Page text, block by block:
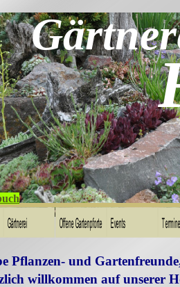
Pflanzen- und
willkommen auf unserer